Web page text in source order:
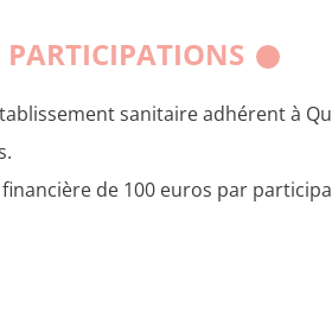
PARTICIPATIONS
sanitaire adhérent à
de 100 euros par